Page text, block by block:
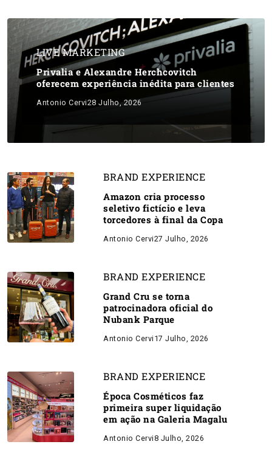
LIVE MARKETING
Privalia e Alexandre Herchcovitch
oferecem experiência inédita para clientes
Antonio Cervi28 Julho, 2026
BRAND EXPERIENCE
Amazon cria processo
seletivo fictício e leva
torcedores à final da Copa
Antonio Cervi27 Julho, 2026
BRAND EXPERIENCE
Grand Cru se torna
patrocinadora oficial do
Nubank Parque
Antonio Cervi 17 Julho, 2026
BRAND EXPERIENCE
Época Cosméticos faz
primeira super liquidação
em ação na Galeria Magalu
Antonio Cervi8 Julho, 2026